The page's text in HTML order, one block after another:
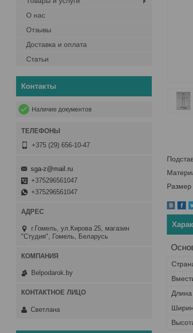
Размер
Длина
О нас
Отзывы
Доставка и оплата
Статьи
Контакты
Наличие документов
+375 (29) 656-10-47
sga-z@mail.ru
+375296561047
+375296561047
г.Гомель, ул.Кирова 25, магазин
"Студия", Гомель, Беларусь
Belpodarok.by
Светлана